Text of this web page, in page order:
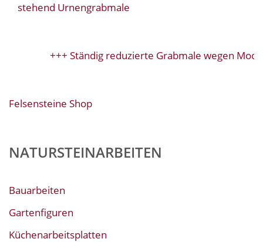
stehend Urnengrabmale
+++ Ständig reduzierte Grabmale wegen
Felsensteine Shop
NATURSTEINARBEITEN
Bauarbeiten
Gartenfiguren
Küchenarbeitsplatten